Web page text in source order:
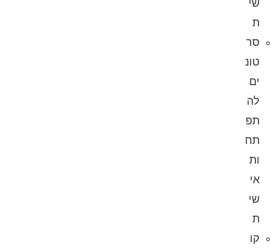
שי
ת
סר
טונ
ים
לה
תפ
תח
ות
אי
שי
ת
קו